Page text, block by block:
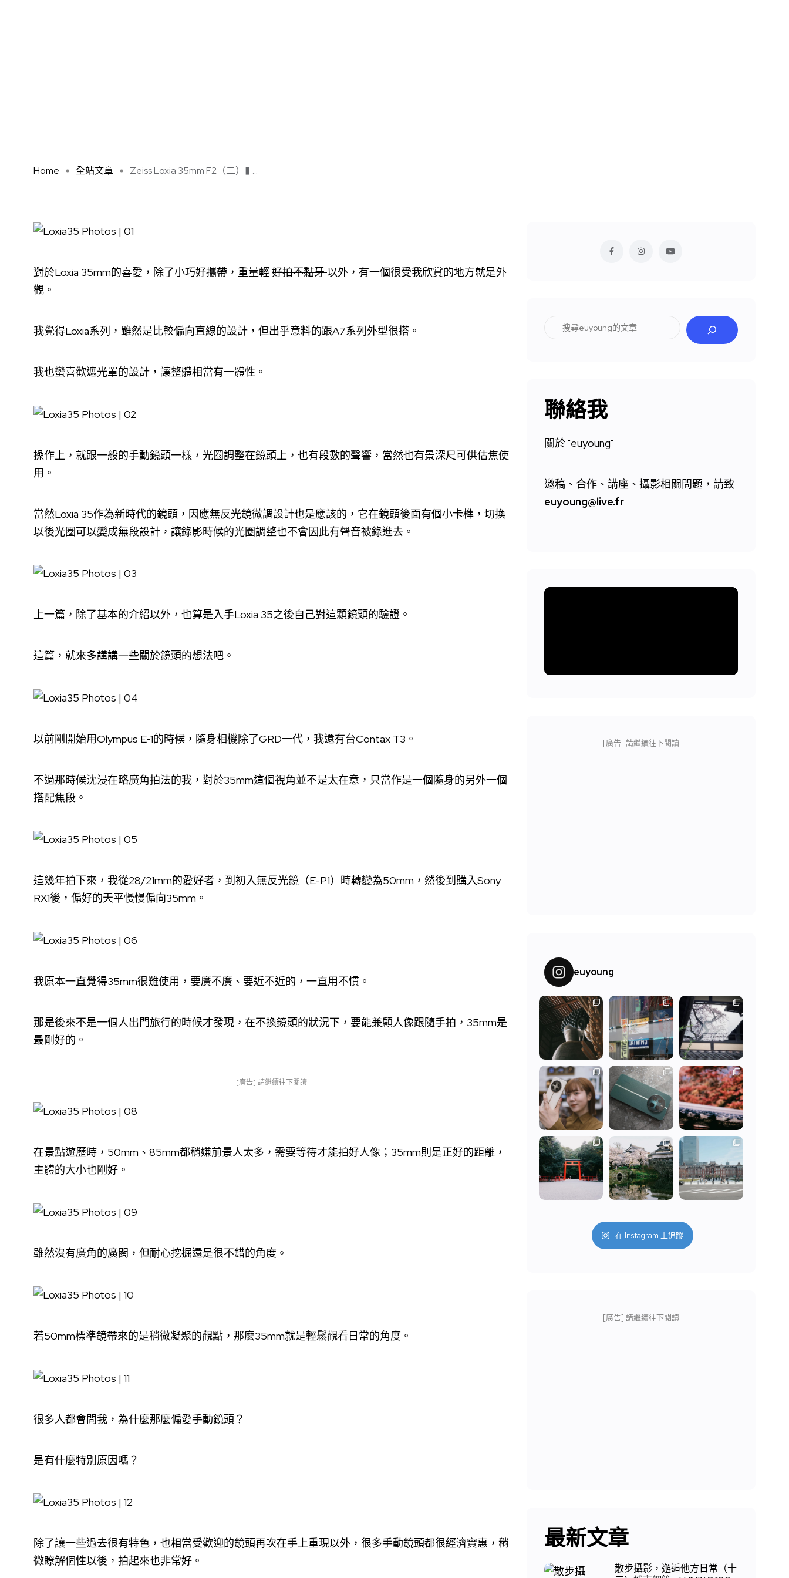
Home 全站文章 Zeiss Loxia 35mm F2（二）� ...
對於Loxia 35mm的喜愛，除了小巧好攜帶，重量輕 好拍不黏牙以外，有一個很受我欣賞的地方就是外
觀。
我覺得Loxia系列，雖然是比較偏向直線的設計，但出乎意料的跟A7系列外型很搭。
我也蠻喜歡遮光罩的設計，讓整體相當有一體性。
操作上，就跟一般的手動鏡頭一樣，光圈調整在鏡頭上，也有段數的聲響，當然也有景深尺可供估焦使
用。
當然Loxia 35作為新時代的鏡頭，因應無反光鏡微調設計也是應該的，它在鏡頭後面有個小卡榫，切換
以後光圈可以變成無段設計，讓錄影時候的光圈調整也不會因此有聲音被錄進去。
上一篇，除了基本的介紹以外，也算是入手Loxia 35之後自己對這顆鏡頭的驗證。
這篇，就來多講講一些關於鏡頭的想法吧。
以前剛開始用Olympus E-1的時候，隨身相機除了GRD一代，我還有台Contax T3。
不過那時候沈浸在略廣角拍法的我，對於35mm這個視角並不是太在意，只當作是一個隨身的另外一個
搭配焦段。
這幾年拍下來，我從28/21mm的愛好者，到初入無反光鏡（E-P1）時轉變為50mm，然後到購入Sony
RX1後，偏好的天平慢慢偏向35mm。
我原本一直覺得35mm很難使用，要廣不廣、要近不近的，一直用不慣。
那是後來不是一個人出門旅行的時候才發現，在不換鏡頭的狀況下，要能兼顧人像跟隨手拍，35mm是
最剛好的。
[廣告] 請繼續往下閱讀
在景點遊歷時，50mm、85mm都稍嫌前景人太多，需要等待才能拍好人像；35mm則是正好的距離，
主體的大小也剛好。
雖然沒有廣角的廣闊，但耐心挖掘還是很不錯的角度。
若50mm標準鏡帶來的是稍微凝聚的觀點，那麼35mm就是輕鬆觀看日常的角度。
很多人都會問我，為什麼那麼偏愛手動鏡頭？
是有什麼特別原因嗎？
除了讓一些過去很有特色，也相當受歡迎的鏡頭再次在手上重現以外，很多手動鏡頭都很經濟實惠，稍
微瞭解個性以後，拍起來也非常好。
聯絡我
關於 "euyoung"
邀稿、合作、講座、攝影相關問題，請致
euyoung@live.fr
[廣告] 請繼續往下閱讀
euyoung
在 Instagram 上追蹤
[廣告] 請繼續往下閱讀
最新文章
散步攝影，邂逅他方日常（十